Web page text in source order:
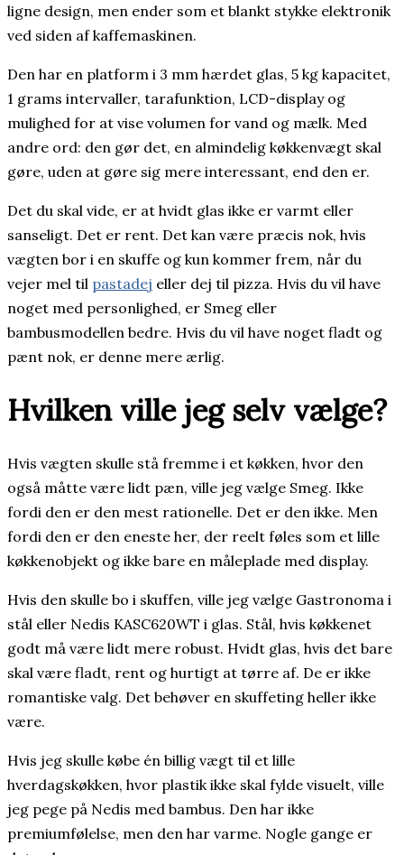
ligne design, men ender som et blankt stykke elektronik
ved siden af kaffemaskinen.
Den har en platform i 3 mm hærdet glas, 5 kg kapacitet,
1 grams intervaller, tarafunktion, LCD-display og
mulighed for at vise volumen for vand og mælk. Med
andre ord: den gør det, en almindelig køkkenvægt skal
gøre, uden at gøre sig mere interessant, end den er.
Det du skal vide, er at hvidt glas ikke er varmt eller
sanseligt. Det er rent. Det kan være præcis nok, hvis
vægten bor i en skuffe og kun kommer frem, når du
vejer mel til pastadej eller dej til pizza. Hvis du vil have
noget med personlighed, er Smeg eller
bambusmodellen bedre. Hvis du vil have noget fladt og
pænt nok, er denne mere ærlig.
Hvilken ville jeg selv vælge?
Hvis vægten skulle stå fremme i et køkken, hvor den
også måtte være lidt pæn, ville jeg vælge Smeg. Ikke
fordi den er den mest rationelle. Det er den ikke. Men
fordi den er den eneste her, der reelt føles som et lille
køkkenobjekt og ikke bare en måleplade med display.
Hvis den skulle bo i skuffen, ville jeg vælge Gastronoma i
stål eller Nedis KASC620WT i glas. Stål, hvis køkkenet
godt må være lidt mere robust. Hvidt glas, hvis det bare
skal være fladt, rent og hurtigt at tørre af. De er ikke
romantiske valg. Det behøver en skuffeting heller ikke
være.
Hvis jeg skulle købe én billig vægt til et lille
hverdagskøkken, hvor plastik ikke skal fylde visuelt, ville
jeg pege på Nedis med bambus. Den har ikke
premiumfølelse, men den har varme. Nogle gange er